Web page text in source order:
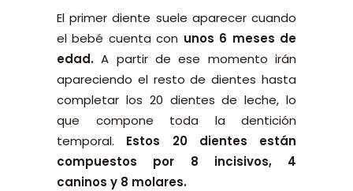
El primer diente suele aparecer cuando
el bebé cuenta con unos 6 meses de
edad. A partir de ese momento irán
apareciendo el resto de dientes hasta
completar los 20 dientes de leche, lo
que compone toda la dentición
temporal. Estos 20 dientes están
compuestos por 8 incisivos, 4
caninos y 8 molares.